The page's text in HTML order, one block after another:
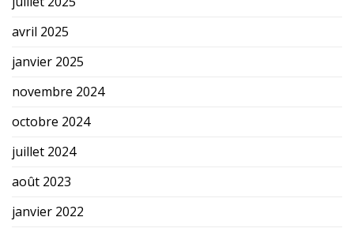
avril 2025
janvier 2025
novembre 2024
octobre 2024
juillet 2024
août 2023
janvier 2022